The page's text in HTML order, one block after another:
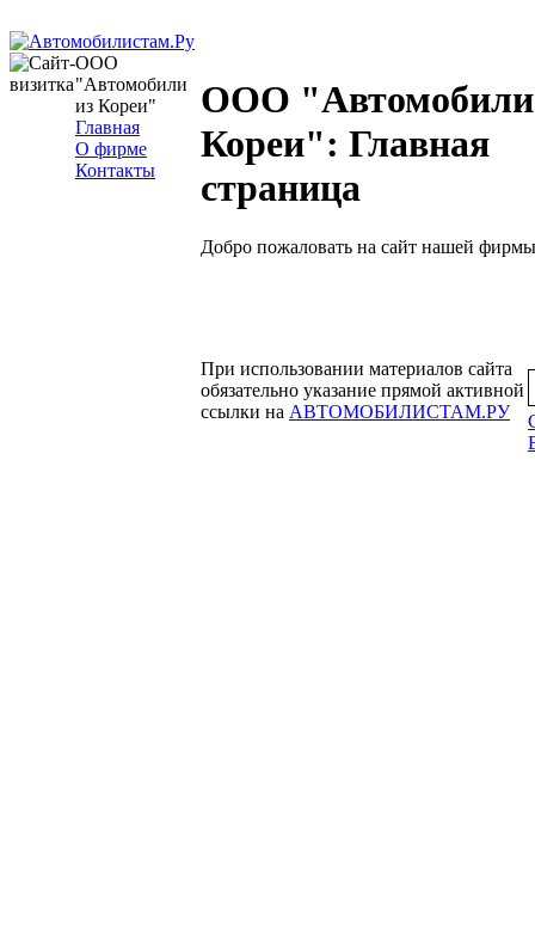
ООО
"Автомобили
из Кореи"
Главная
О фирме
Контакты
ООО "Автомобили
Кореи": Главная
страница
Добро пожаловать на сайт нашей
При использовании материалов сайта
обязательно указание прямой активной
ссылки на АВТОМОБИЛИСТАМ.РУ